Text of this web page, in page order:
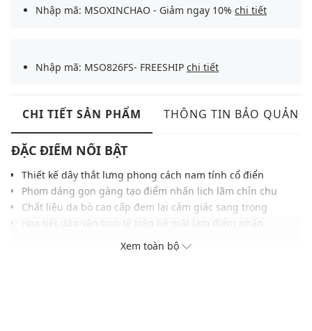
Nhập mã: MSOXINCHAO - Giảm ngay 10% chi tiết
Nhập mã: MSO826FS- FREESHIP chi tiết
CHI TIẾT SẢN PHẨM THÔNG TIN BẢO QUẢN
ĐẶC ĐIỂM NỔI BẬT
Thiết kế dây thắt lưng phong cách nam tính cổ điển
Phom dáng gọn gàng tạo điểm nhấn lịch lãm chỉn chu
Chất liệu da bò cao cấp đem lại cảm giác sang trọng
Cấu tạo các nấc khóa đục lỗ giúp cố định vừa vặn
Gam màu trầm sang trọng phù hợp nhiều phong cách
Xem toàn bộ